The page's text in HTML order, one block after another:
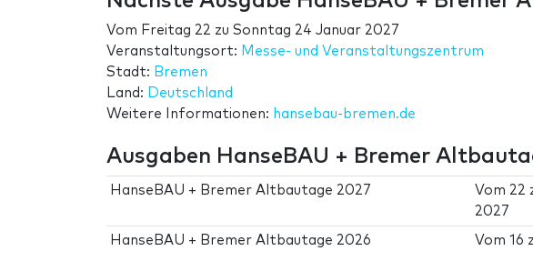
Vom Freitag 22 zu Sonntag 24 Januar 2027
Veranstaltungsort: Messe- und Veranstaltungszentrum
Stadt: Bremen
Land: Deutschland
Weitere Informationen: hansebau-bremen.de
Ausgaben HanseBAU + Bremer
HanseBAU + Bremer Altbautage 2027 Vom 22
2027
HanseBAU + Bremer Altbautage 2026 Vom16